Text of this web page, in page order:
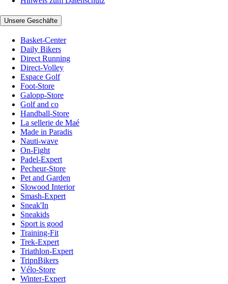
Unsere Geschäfte
Basket-Center
Daily Bikers
Direct Running
Direct-Volley
Espace Golf
Foot-Store
Galopp-Store
Golf and co
Handball-Store
La sellerie de Maé
Made in Paradis
Nauti-wave
On-Fight
Padel-Expert
Pecheur-Store
Pet and Garden
Slowood Interior
Smash-Expert
Sneak'In
Sneakids
Sport is good
Training-Fit
Trek-Expert
Triathlon-Expert
TripnBikers
Vélo-Store
Winter-Expert